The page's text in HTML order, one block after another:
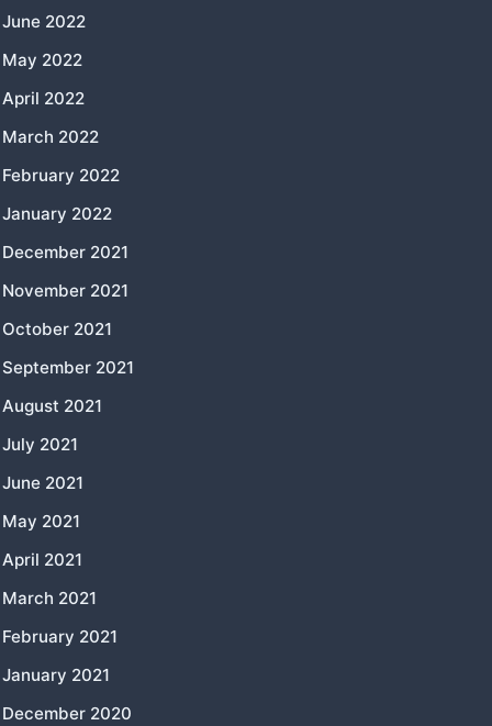
June 2022
May 2022
April 2022
March 2022
February 2022
January 2022
December 2021
November 2021
October 2021
September 2021
August 2021
July 2021
June 2021
May 2021
April 2021
March 2021
February 2021
January 2021
December 2020